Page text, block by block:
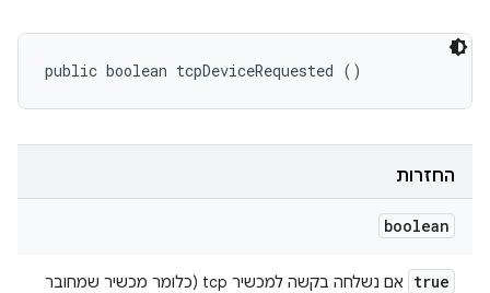
public boolean tcpDeviceRequested ()
החזרות
boolean
true
אם נשלחה בקשה למכשיר tcp (כלומר מכשיר שמחובר